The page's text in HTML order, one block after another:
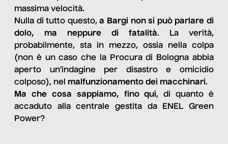
massima velocità.
Nulla di tutto questo,a Bargi non si può parlare di
dolo, ma neppure di fatalità. La verità,
probabilmente, sta in mezzo, ossia nella colpa
(non è un caso che la Procura di Bologna abbia
aperto un’indagine per disastro e omicidio
colposo), nel malfunzionamento dei macchinari.
Ma che cosa sappiamo, fino qui, di quanto è
accaduto alla centrale gestita da ENEL Green
Power?